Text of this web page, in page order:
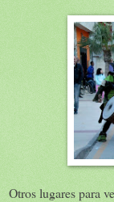
Otros lugares para